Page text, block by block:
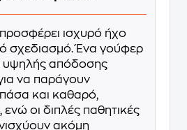
προσφέρει ισχυρό ήχο
σχεδιασμό. Ένα γούφερ
υψηλής απόδοσης
να παράγουν
και καθαρό,
οι διπλές παθητικές
ακόμη